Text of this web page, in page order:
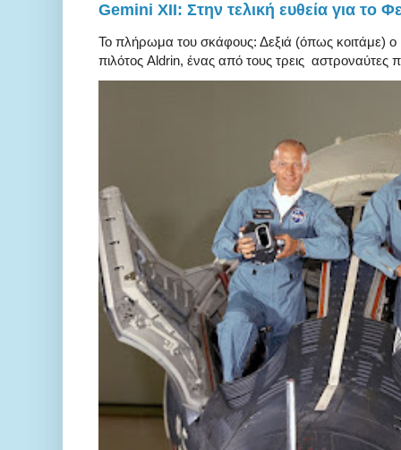
Gemini XII: Στην τελική ευθεία για το
Το πλήρωμα του σκάφους: Δεξιά (όπως κοιτάμε) ο
πιλότος Aldrin, ένας από τους τρεις αστροναύτες